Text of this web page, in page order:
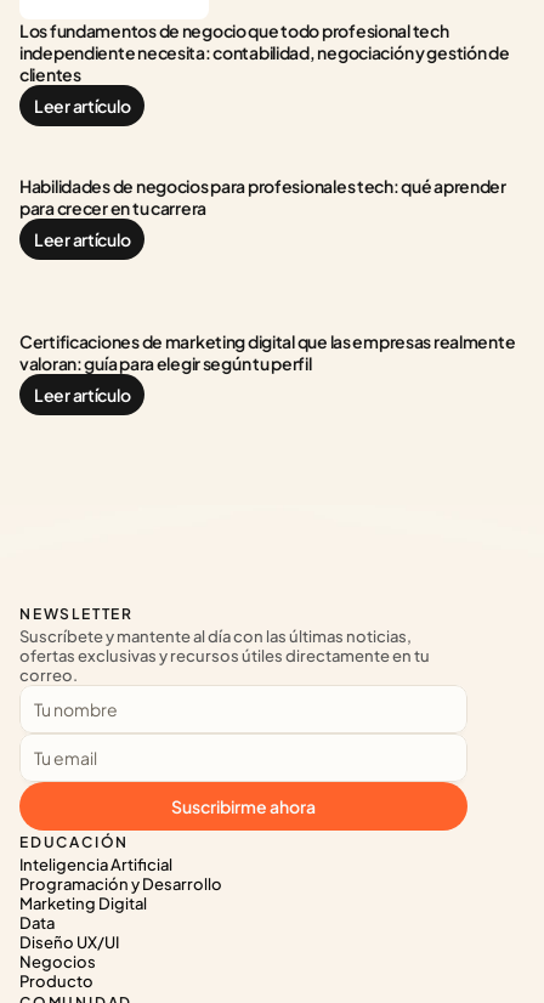
Los fundamentos de negocio que todo profesional tech
independiente necesita: contabilidad, negociación y gestión de
clientes
Leer artículo
Habilidades de negocios para profesionales tech: qué aprender
para crecer en tu carrera
Leer artículo
Certificaciones de marketing digital que las empresas realmente
valoran: guía para elegir según tu perfil
Leer artículo
EDUCACIÓN
Inteligencia Artificial
Programación y Desarrollo
Marketing Digital
Data
Diseño UX/UI
Negocios
Producto
NEWSLETTER
Suscríbete y mantente al día con las últimas noticias,
ofertas exclusivas y recursos útiles directamente en tu
correo.
Suscribirme ahora